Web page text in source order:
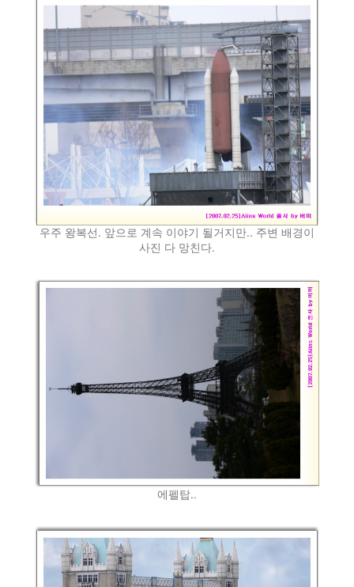
우주 왕복선. 앞으로 계속 이야기 될거지만.. 주변 배경이
사진 다 망친다.
에펠탑..